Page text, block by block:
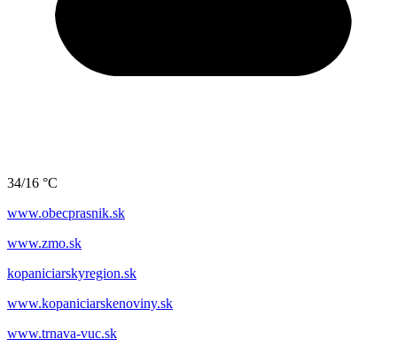
34/16 °C
www.obecprasnik.sk
www.zmo.sk
kopaniciarskyregion.sk
www.kopaniciarskenoviny.sk
www.trnava-vuc.sk